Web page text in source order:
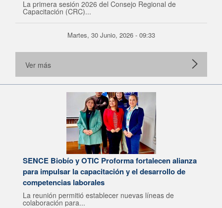
La primera sesión 2026 del Consejo Regional de
Capacitación (CRC)...
Martes, 30 Junio, 2026 - 09:33
Ver más
SENCE Biobío y OTIC Proforma fortalecen alianza
para impulsar la capacitación y el desarrollo de
competencias laborales
La reunión permitió establecer nuevas líneas de
colaboración para...